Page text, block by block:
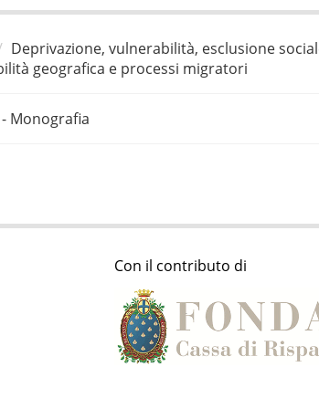
Deprivazione, vulnerabilità, esclusione
geografica e processi migratori
Monografia
Con il contributo di